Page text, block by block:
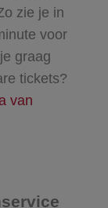
zie je in
voor
graag
tickets?
van